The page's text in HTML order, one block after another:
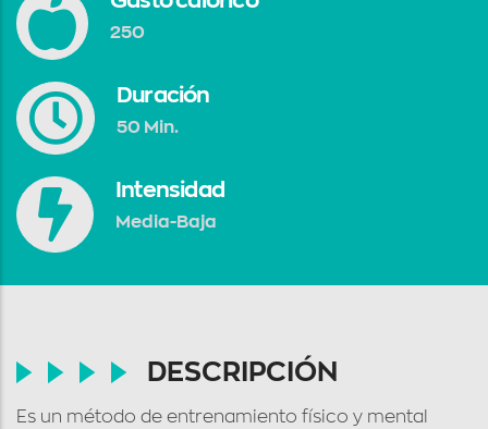
250
Duración
50 Min.
Intensidad
Media-Baja
DESCRIPCIÓN
Es un método de entrenamiento físico y mental